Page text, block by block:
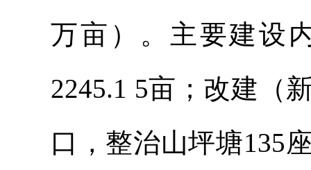
万亩）。主要建设
2245.1 5亩；改建（
口，整治山坪塘135